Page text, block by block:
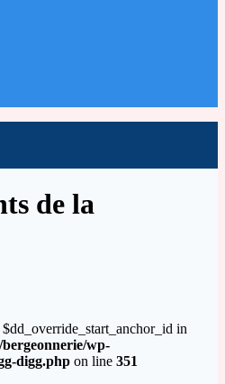
de la
in
wp-
digg.php on line 351